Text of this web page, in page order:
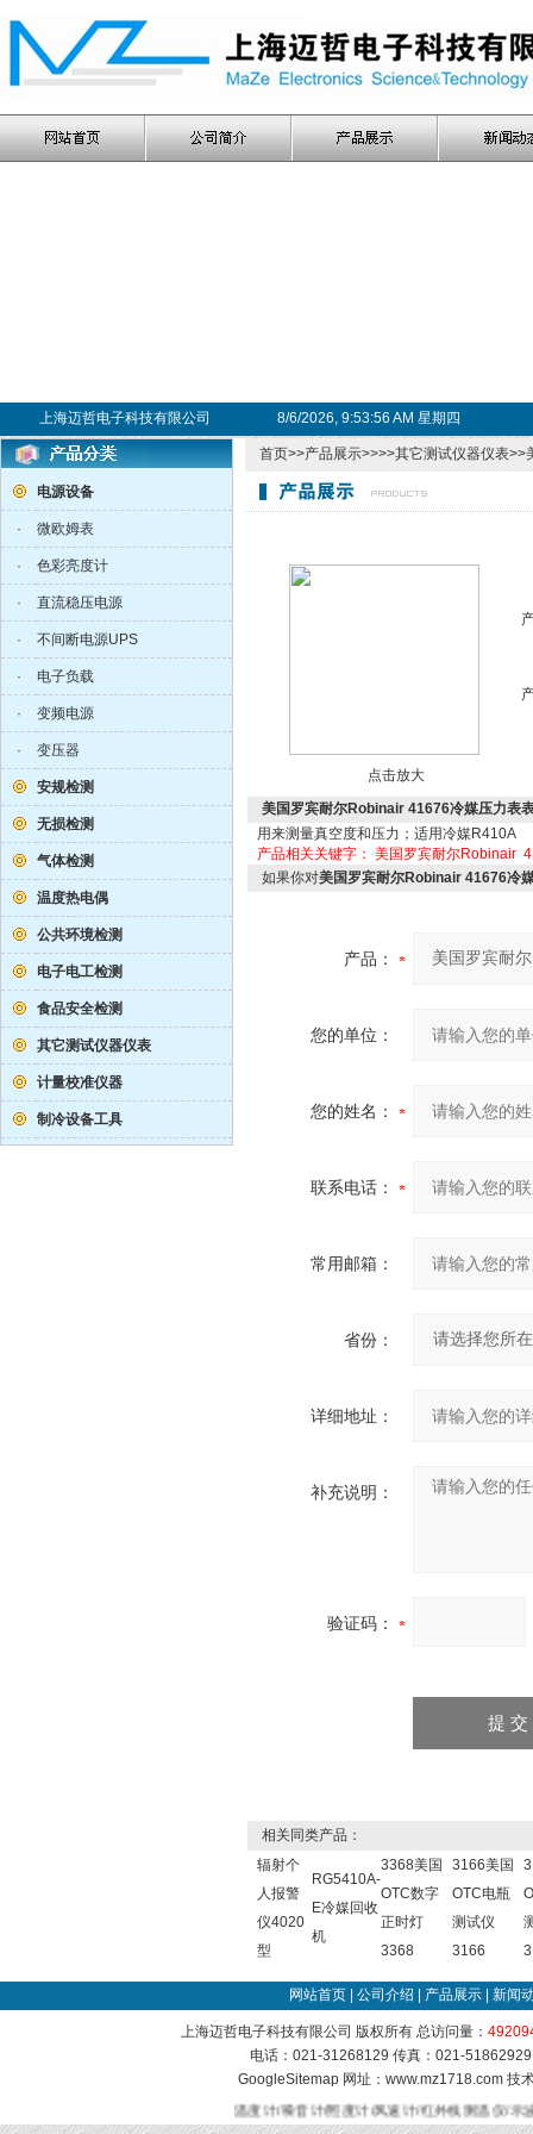
上海迈哲电子科技有限公司 8/6/2026, 9:53:57 AM 星期四
电源设备
· 微欧姆表
· 色彩亮度计
· 直流稳压电源
· 不间断电源UPS
· 电子负载
· 变频电源
· 变压器
安规检测
无损检测
气体检测
温度热电偶
公共环境检测
电子电工检测
食品安全检测
其它测试仪器仪表
计量校准仪器
制冷设备工具
首页>>产品展示>>>>其它测试仪器仪表>>
点击放大
美国罗宾耐尔Robinair 41676冷媒压力表
用来测量真空度和压力；适用冷媒R410A
产品相关关键字： 美国罗宾耐尔Robinair
如果你对美国罗宾耐尔Robinair 41676冷
产品：
您的单位：
您的姓名：
联系电话：
常用邮箱：
省份：
详细地址：
补充说明：
验证码：
相关同类产品：
辐射个
人报警
仪4020
型
RG5410A-
E冷媒回收
机
3368美国
OTC数字
正时灯
3368
3166美国
OTC电瓶
测试仪
3166
网站首页 公司介绍 产品展示 新闻
上海迈哲电子科技有限公司 版权所有 总访问量：
电话：021-31268129 传真：021-
GoogleSitemap网址：www.mz1718.com 技
温度计/噪音计/照度计/风速计/红外线测温仪/示